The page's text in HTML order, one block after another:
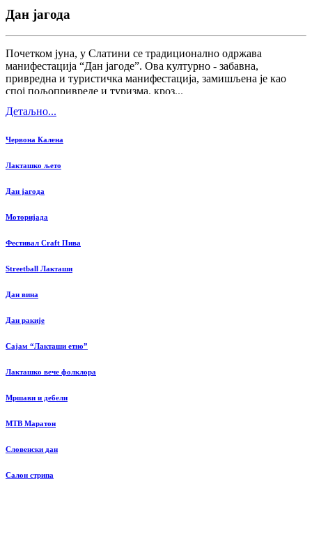
Дан јагода
Почетком јуна, у Слатини се традиционално одржава
манифестација “Дан јагоде”. Ова културно - забавна,
привредна и туристичка манифестација, замишљена је као
спој пољопривреде и туризма, кроз...
Детаљно...
Червона Калена
Лакташко љето
Дан јагода
Моторијада
Фестивал Craft Пива
Streetball Лакташи
Дан вина
Дан ракије
Сајам “Лакташи етно”
Лакташко вече фолклора
Мршави и дебели
MTB Маратон
Словенски дан
Салон стрипа